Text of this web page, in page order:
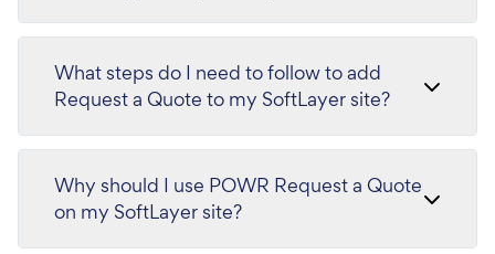
What steps do I need to follow to add
Request a Quote to my SoftLayer site?
Why should I use POWR Request a Quote
on my SoftLayer site?